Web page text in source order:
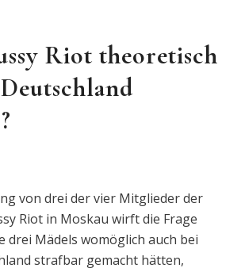
Riot theoretisch
von drei der vier Mitglieder der
Riot in Moskau wirft die Frage
drei Mädels womöglich auch bei
strafbar gemacht hätten,